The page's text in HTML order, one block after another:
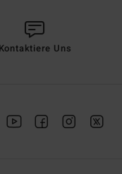
Kontaktiere Uns